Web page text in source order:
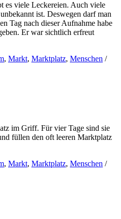
es viele Leckereien. Auch viele
ist. Deswegen darf man
Tag nach dieser Aufnahme habe
Er war sichtlich erfreut
, Markt, Marktplatz, Menschen /
im Griff. Für vier Tage sind sie
füllen den oft leeren Marktplatz
, Markt, Marktplatz, Menschen /